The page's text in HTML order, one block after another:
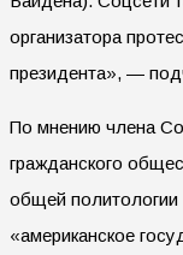
организатора
президента», —
По мнению члена
гражданского
общей
«американское